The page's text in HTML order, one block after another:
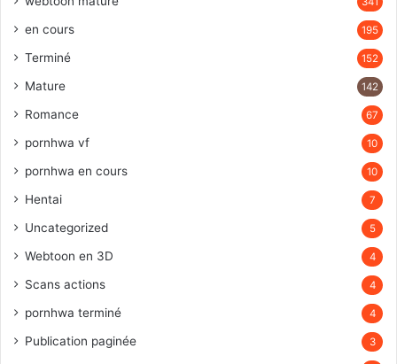
en cours 195
Terminé 152
Mature 142
Romance 67
pornhwa vf 10
pornhwa en cours 10
Hentai 7
Uncategorized 5
Webtoon en 3D 4
Scans actions 4
pornhwa terminé 4
Publication paginée 3